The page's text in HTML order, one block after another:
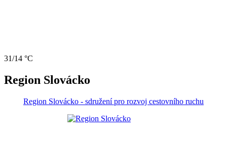
31/14 °C
Region Slovácko
Region Slovácko - sdružení pro rozvoj cestovního ruchu